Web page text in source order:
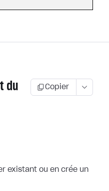
du
Copier
existant ou en crée un